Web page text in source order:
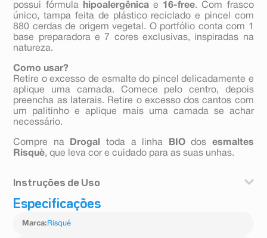
possui fórmula
hipoalergênicae 16-free. Com frasco
único, tampa feita de plástico reciclado e pincel com
880 cerdas de origem vegetal. O portfólio conta com 1
base preparadora e 7 cores exclusivas, inspiradas na
natureza.
Como usar?
Retire o excesso de esmalte do pincel delicadamente e
aplique uma camada. Comece pelo centro, depois
preencha as laterais. Retire o excesso dos cantos com
um palitinho e aplique mais uma camada se achar
necessário.
Compre na Drogal toda a linha BIOdos esmaltes
Risquè, que leva cor e cuidado para as suas unhas.
Instruções de Uso
Como usar?
aplique uma camada. Comece pelo centro, depois
Especificações
Marca: Risqué